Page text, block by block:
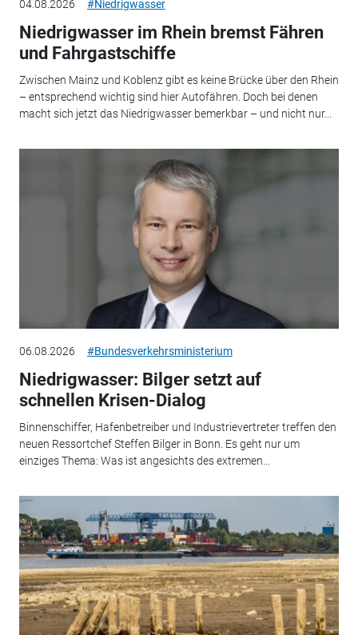
04.08.2026 #Niedrigwasser
Niedrigwasser im Rhein bremst Fähren
und Fahrgastschiffe
Zwischen Mainz und Koblenz gibt es keine Brücke über den Rhein
– entsprechend wichtig sind hier Autofähren. Doch bei denen
macht sich jetzt das Niedrigwasser bemerkbar – und nicht nur...
06.08.2026 #Bundesverkehrsministerium
Niedrigwasser: Bilger setzt auf
schnellen Krisen-Dialog
Binnenschiffer, Hafenbetreiber und Industrievertreter treffen den
neuen Ressortchef Steffen Bilger in Bonn. Es geht nur um
einziges Thema: Was ist angesichts des extremen...